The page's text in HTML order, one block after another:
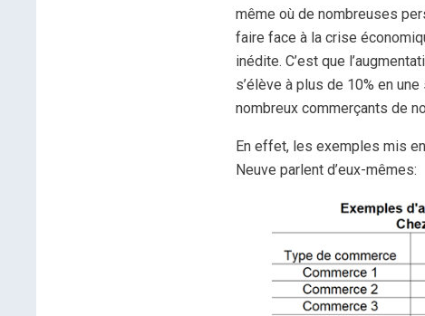
même où de nombreuses
faire face à la crise
inédite. C’est que
s’élève à plus de 10% en
nombreux commerçants de
En effet, les exemples mis
Neuve parlent d’eux-mêmes: